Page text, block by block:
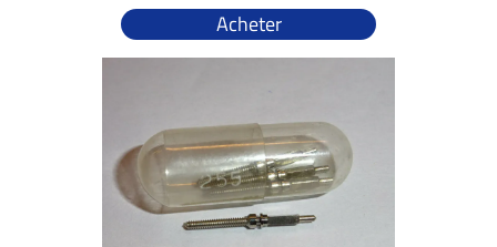
Acheter